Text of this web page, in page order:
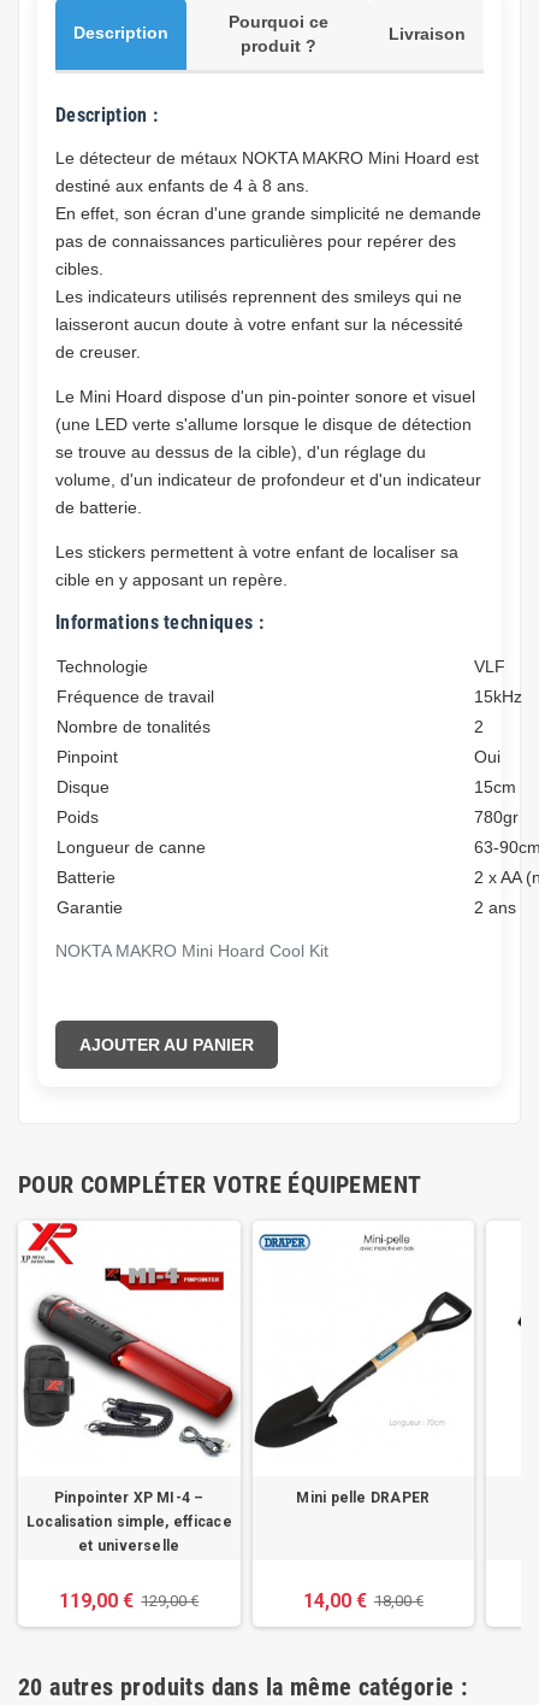
Description
Pourquoi ce
produit ?
Livraison
Description :
Le détecteur de métaux NOKTA MAKRO Mini Hoard est
destiné aux enfants de 4 à 8 ans.
En effet, son écran d'une grande simplicité ne demande
pas de connaissances particulières pour repérer des
cibles.
Les indicateurs utilisés reprennent des smileys qui ne
laisseront aucun doute à votre enfant sur la nécessité
de creuser.
Le Mini Hoard dispose d'un pin-pointer sonore et visuel
(une LED verte s'allume lorsque le disque de détection
se trouve au dessus de la cible), d'un réglage du
volume, d'un indicateur de profondeur et d'un indicateur
de batterie.
Les stickers permettent à votre enfant de localiser sa
cible en y apposant un repère.
Informations techniques :
NOKTA MAKRO Mini Hoard Cool Kit
Technologie
VLF
Fréquence de travail
15kHz
Nombre de tonalités
2
Pinpoint
Oui
Disque
15cm
Poids
780gr
Longueur de canne
63-
Batterie
2 x AA
Garantie
2 ans
AJOUTER AU PANIER
POUR COMPLÉTER VOTRE ÉQUIPEMENT
Pinpointer XP MI-4 –
Localisation simple, efficace
et universelle
119,00 € 129,00 €
Mini pelle DRAPER
14,00 € 18,00 €
20 autres produits dans la même catégorie :